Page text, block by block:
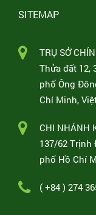
SITEMAP
TRỤ SỞ
Thửa đất 12,
phố Ông
Chí Minh,
CHI NHÁNH
137/62 Trịnh
phố Hồ Chí
( +84 ) 274